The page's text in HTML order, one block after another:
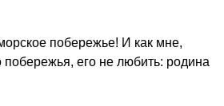
побережье! И как мне,
побережья, его не любить: родина